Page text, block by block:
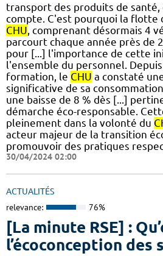
transport des produits de santé,
compte. C'est pourquoi la flotte
CHU, comprenant désormais 4
parcourt chaque année près de
pour [...] l'importance de cette
l'ensemble du personnel.
formation, le CHU a constaté
significative de sa
une baisse de 8 % dès [...]
démarche éco-responsable.
pleinement dans la volonté du
acteur majeur de la transition
promouvoir des pratiques
30/04/2024 02:00
ACTUALITÉS
relevance: 76%
[La minute RSE] :
l’écoconception des